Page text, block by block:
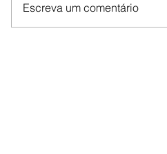
Escreva um comentário